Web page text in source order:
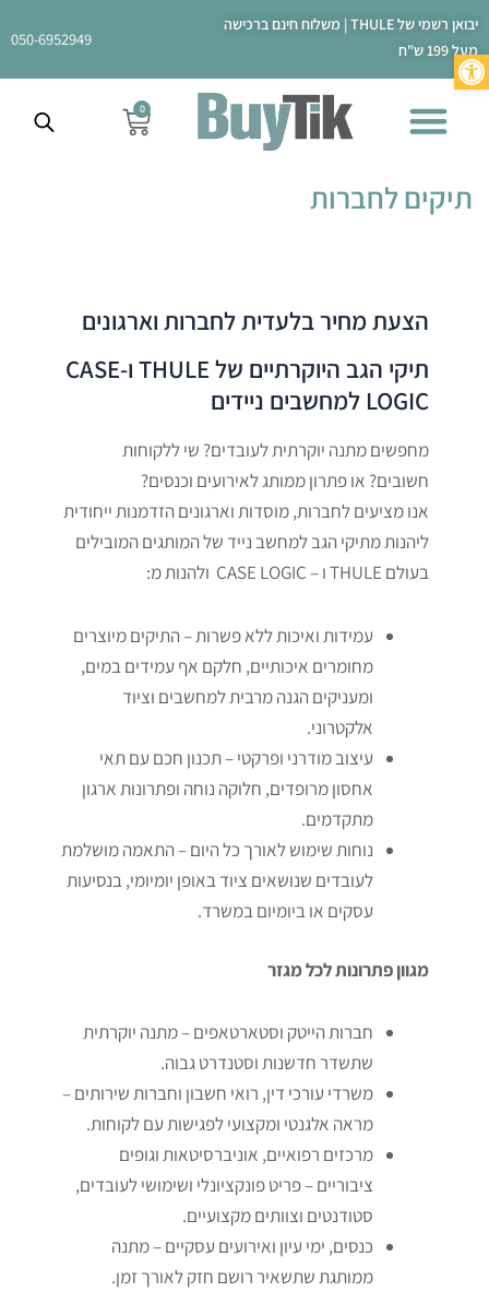
פתח סרגל נגישות
יבואן רשמי של THULE | משלוח חינם ברכישה
מעל 199 ש"ח
050-6952949
0
עגלת
קניות
תיקים לחברות
הצעת מחיר בלעדית לחברות וארגונים
תיקי הגב היוקרתיים של THULE ו-CASE
LOGIC למחשבים ניידים
מחפשים מתנה יוקרתית לעובדים? שי ללקוחות
חשובים? או פתרון ממותג לאירועים וכנסים?
אנו מציעים לחברות, מוסדות וארגונים הזדמנות ייחודית
ליהנות מתיקי הגב למחשב נייד של המותגים המובילים
בעולם THULE ו – CASE LOGIC ולהנות מ:
עמידות ואיכות ללא פשרות – התיקים מיוצרים
מחומרים איכותיים, חלקם אף עמידים במים,
ומעניקים הגנה מרבית למחשבים וציוד
אלקטרוני.
עיצוב מודרני ופרקטי – תכנון חכם עם תאי
אחסון מרופדים, חלוקה נוחה ופתרונות ארגון
מתקדמים.
נוחות שימוש לאורך כל היום – התאמה מושלמת
לעובדים שנושאים ציוד באופן יומיומי, בנסיעות
עסקים או ביומיום במשרד.
מגוון פתרונות לכל מגזר
חברות הייטק וסטארטאפים – מתנה יוקרתית
שתשדר חדשנות וסטנדרט גבוה.
משרדי עורכי דין, רואי חשבון וחברות שירותים –
מראה אלגנטי ומקצועי לפגישות עם לקוחות.
מרכזים רפואיים, אוניברסיטאות וגופים
ציבוריים – פריט פונקציונלי ושימושי לעובדים,
סטודנטים וצוותים מקצועיים.
כנסים, ימי עיון ואירועים עסקיים – מתנה
ממותגת שתשאיר רושם חזק לאורך זמן.